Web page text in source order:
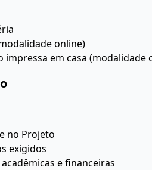
online)
impressa em casa
no Projeto
exigidos
e financeiras